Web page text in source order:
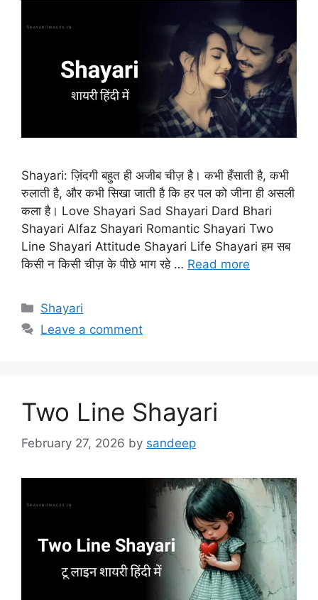
Shayari: ज़िंदगी बहुत ही अजीब चीज़ है। कभी हँसाती है, कभी
रुलाती है, और कभी सिखा जाती है कि हर पल को जीना ही असली
कला है। Love Shayari Sad Shayari Dard Bhari
Shayari Alfaz Shayari Romantic Shayari Two
Line Shayari Attitude Shayari Life Shayari हम सब
किसी न किसी चीज़ के पीछे भाग रहे … Read more
Categories
Shayari
Leave a comment
Two Line Shayari
February 27, 2026 by sandeep